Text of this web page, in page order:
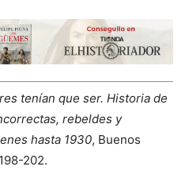
tenían que ser. Historia de
rebeldes y
hasta 1930, Buenos
202.